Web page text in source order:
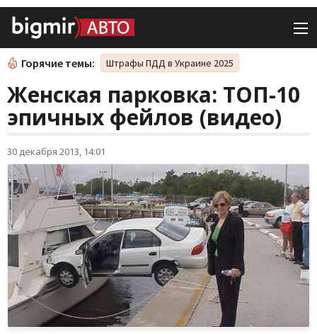
Горячие темы: Штрафы ПДД в Украине 2025
Женская парковка: ТОП-10
эпичных фейлов (видео)
30 декабря 2013, 14:01